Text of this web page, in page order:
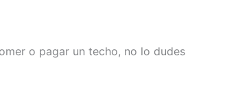
o pagar un techo, no lo dudes